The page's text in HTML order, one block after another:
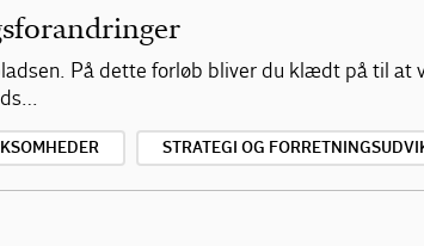
På dette forløb bliver du klædt på til at
STRATEGI OG